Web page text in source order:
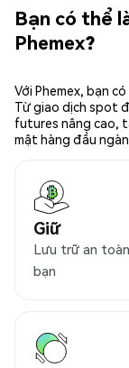
Bạn có thể
Phemex?
Với Phemex, bạn
Từ giao dịch spot
futures nâng cao,
mật hàng đầu
Giữ
Lưu trữ an
bạn